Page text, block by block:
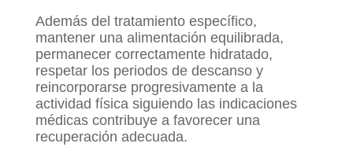
Además del tratamiento específico,
mantener una alimentación equilibrada,
permanecer correctamente hidratado,
respetar los periodos de descanso y
reincorporarse progresivamente a la
actividad física siguiendo las indicaciones
médicas contribuye a favorecer una
recuperación adecuada.